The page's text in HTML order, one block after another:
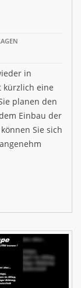
in
kürzlich eine
planen den
Einbau der
Sie sich